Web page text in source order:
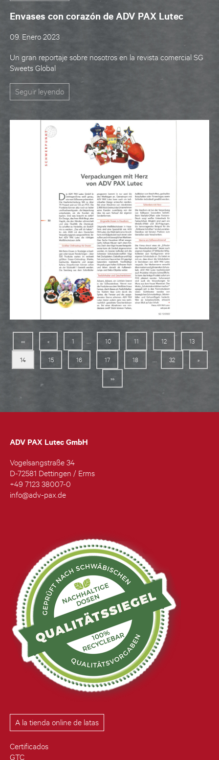
Envases con corazón de ADV PAX Lutec
09. Enero 2023
Un gran reportaje sobre nosotros en la revista comercial SG
Sweets Global
Seguir leyendo
«« « 1 ... 10 11 12 13
14 15 16 17 18 ... 32 »
»»
ADV PAX Lutec GmbH
Vogelsangstraße 34
D-72581 Dettingen / Erms
+49 7123 38007-0
info@adv-pax.de
A la tienda online de latas
Certificados
GTC